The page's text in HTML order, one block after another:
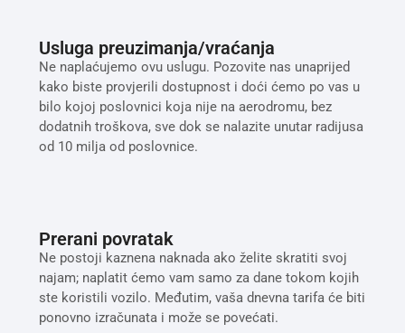
Usluga preuzimanja/vraćanja
Ne naplaćujemo ovu uslugu. Pozovite nas unaprijed
kako biste provjerili dostupnost i doći ćemo po vas u
bilo kojoj poslovnici koja nije na aerodromu, bez
dodatnih troškova, sve dok se nalazite unutar radijusa
od 10 milja od poslovnice.
Prerani povratak
Ne postoji kaznena naknada ako želite skratiti svoj
najam; naplatit ćemo vam samo za dane tokom kojih
ste koristili vozilo. Međutim, vaša dnevna tarifa će biti
ponovno izračunata i može se povećati.